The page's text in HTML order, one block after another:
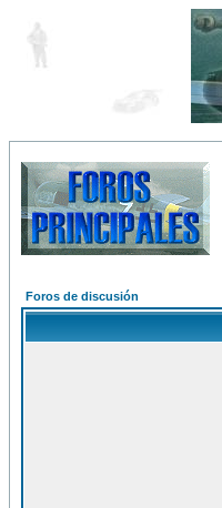
Foros de discusión